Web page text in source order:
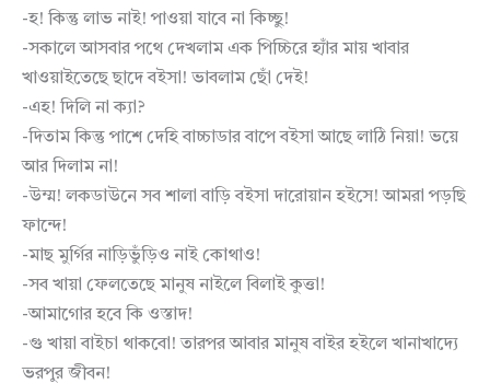
-হ! কিন্তু লাভ নাই! পাওয়া যাবে না কিচ্ছু!
-সকালে আসবার পথে দেখলাম এক পিচ্চিরে হ্যাঁর মায় খাবার
খাওয়াইতেছে ছাদে বইসা! ভাবলাম ছোঁ দেই!
-এহ! দিলি না ক্যা?
-দিতাম কিন্তু পাশে দেহি বাচ্চাডার বাপে বইসা আছে লাঠি নিয়া! ভয়ে
আর দিলাম না!
-উম্ম! লকডাউনে সব শালা বাড়ি বইসা দারোয়ান হইসে! আমরা পড়ছি
ফান্দে!
-মাছ মুর্গির নাড়িভুঁড়িও নাই কোথাও!
-সব খায়া ফেলতেছে মানুষ নাইলে বিলাই কুত্তা!
-আমাগোর হবে কি ওস্তাদ!
-গু খায়া বাইচা থাকবো! তারপর আবার মানুষ বাইর হইলে খানাখাদ্যে
ভরপুর জীবন!